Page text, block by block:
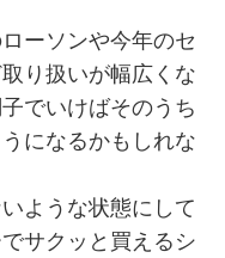
ーソンや今年のセ
り扱いが幅広くな
でいけばそのうち
になるかもしれな
ような状態にして
サクッと買えるシ